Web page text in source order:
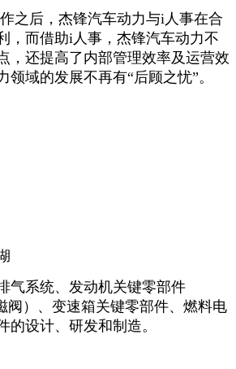
之后，杰锋汽车动力与i人事在合
，而借助i人事，杰锋汽车动力不
，还提高了内部管理效率及运营效
领域的发展不再有“后顾之忧”。
气系统、发动机关键零部件
阀）、变速箱关键零部件、燃料电
的设计、研发和制造。